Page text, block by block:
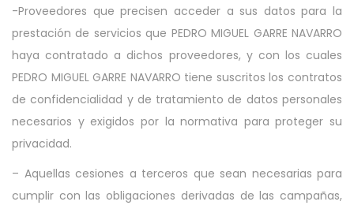
-Proveedores que precisen acceder a sus datos para la
prestación de servicios que PEDRO MIGUEL GARRE NAVARRO
haya contratado a dichos proveedores, y con los cuales
PEDRO MIGUEL GARRE NAVARRO tiene suscritos los contratos
de confidencialidad y de tratamiento de datos personales
necesarios y exigidos por la normativa para proteger su
privacidad.
– Aquellas cesiones a terceros que sean necesarias para
cumplir con las obligaciones derivadas de las campañas,